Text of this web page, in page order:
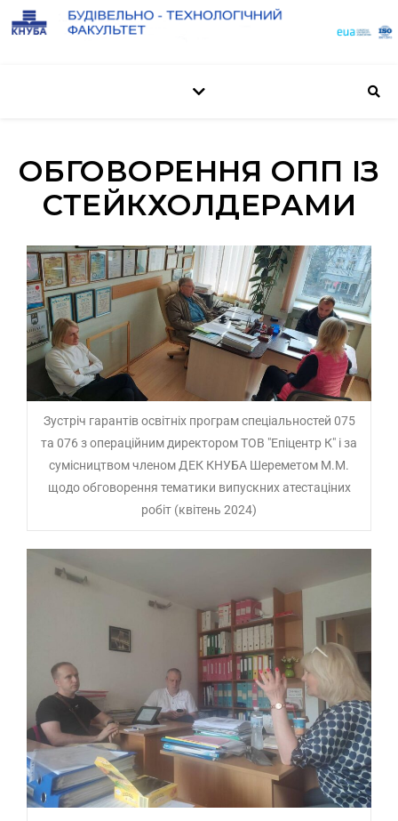
ОБГОВОРЕННЯ ОПП ІЗ
СТЕЙКХОЛДЕРАМИ
Зустріч гарантів освітніх програм спеціальностей 075
та 076 з операційним директором ТОВ "Епіцентр К" і за
сумісництвом членом ДЕК КНУБА Шереметом М.М.
щодо обговорення тематики випускних атестаціних
робіт (квітень 2024)